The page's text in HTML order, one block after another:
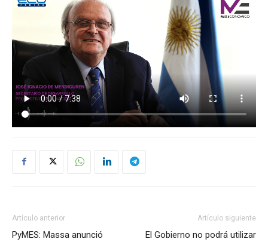
Artículo anterior
PyMES: Massa anunció
Artículo siguiente
El Gobierno no podrá utilizar